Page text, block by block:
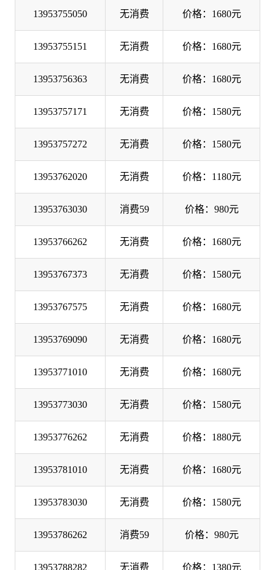
13953755050 无消费 价格：1680元
13953755151 无消费 价格：1680元
13953756363 无消费 价格：1680元
13953757171 无消费 价格：1580元
13953757272 无消费 价格：1580元
13953762020 无消费 价格：1180元
13953763030 消费59 价格：980元
13953766262 无消费 价格：1680元
13953767373 无消费 价格：1580元
13953767575 无消费 价格：1680元
13953769090 无消费 价格：1680元
13953771010 无消费 价格：1680元
13953773030 无消费 价格：1580元
13953776262 无消费 价格：1880元
13953781010 无消费 价格：1680元
13953783030 无消费 价格：1580元
13953786262 消费59 价格：980元
13953788282 无消费 价格：1380元